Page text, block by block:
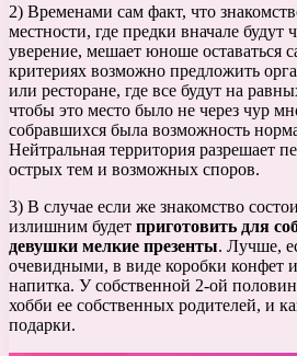
2) Временами сам факт, что
местности, где предки вначале будут
уверение, мешает юноше оставаться
критериях возможно предложить
или ресторане, где все будут на
чтобы это место было не через чур
собравшихся была возможность
Нейтральная территория разрешает
острых тем и возможных споров.
3) В случае если же знакомство
излишним будет приготовить для
девушки мелкие презенты. Лучше,
очевидными, в виде коробки конфет
напитка. У собственной 2-ой
хобби ее собственных родителей, и
подарки.